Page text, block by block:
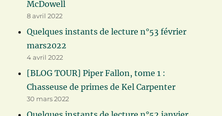
McDowell
8 avril 2022
Quelques instants de lecture n°53 février
mars2022
4 avril 2022
[BLOG TOUR] Piper Fallon, tome 1 :
Chasseuse de primes de Kel Carpenter
30 mars 2022